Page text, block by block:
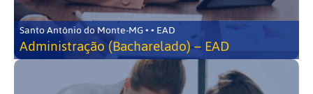
Santo Antônio do Monte-MG • • EAD
Administração (Bacharelado) – EAD